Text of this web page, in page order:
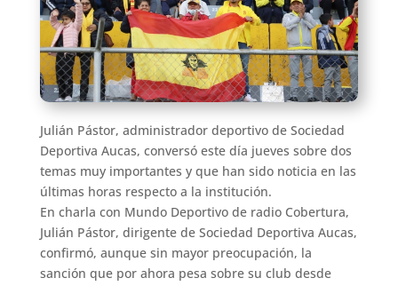
Julián Pástor, administrador deportivo de Sociedad
Deportiva Aucas, conversó este día jueves sobre dos
temas muy importantes y que han sido noticia en las
últimas horas respecto a la institución.
En charla con Mundo Deportivo de radio Cobertura,
Julián Pástor, dirigente de Sociedad Deportiva Aucas,
confirmó, aunque sin mayor preocupación, la
sanción que por ahora pesa sobre su club desde